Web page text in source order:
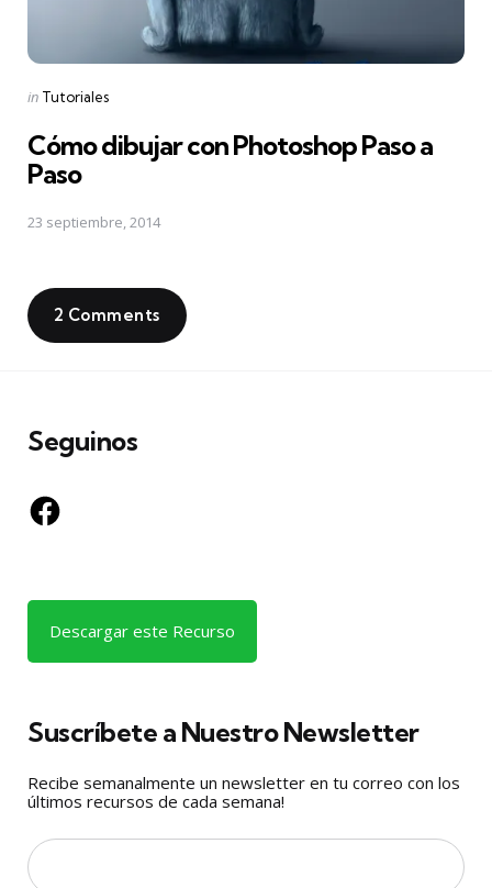
Posted
in Tutoriales
Cómo dibujar con Photoshop Paso a
Paso
23 septiembre, 2014
2 Comments
Seguinos
Facebook
Descargar este Recurso
Suscríbete a Nuestro Newsletter
Recibe semanalmente un newsletter en tu correo con los
últimos recursos de cada semana!